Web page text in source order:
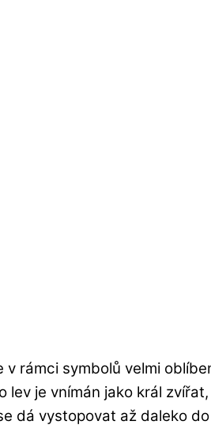
v rámci symbolů velmi
lev je vnímán jako král
dá vystopovat až daleko